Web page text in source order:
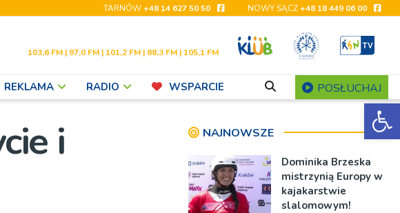
TARNÓW+48 14 627 50 50 NOWY SĄCZ+48 18 449 06 00
103,6 FM | 97,0 FM | 101,2 FM | 88,3 FM | 105,1 FM
REKLAMA RADIO WSPARCIE POSŁUCHAJ
i
NAJNOWSZE
Dominika Brzeska
mistrzynią Europy w
kajakarstwie
slalomowym!